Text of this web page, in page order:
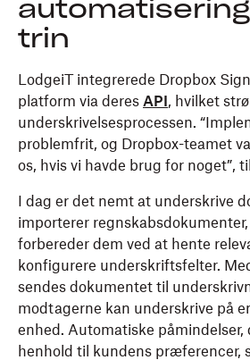
trin
LodgeiT integrerede Dropbox
platform via deres API , hvilket
underskrivelsesprocessen.
problemfrit, og Dropbox-teamet
os, hvis vi havde brug for noget”,
I dag er det nemt at underskrive
importerer
forbereder dem ved at hente
konfigurere underskriftsfelter.
sendes dokumentet til
modtagerne kan underskrive på
enhed. Automatiske påmindelser,
henhold til kundens præferencer,